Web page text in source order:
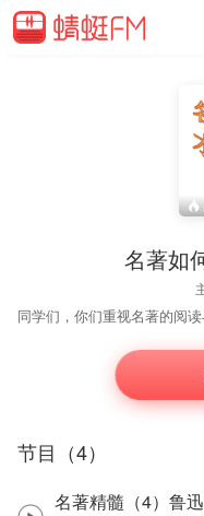
名著如
节目（4）
名著精髓（4）鲁